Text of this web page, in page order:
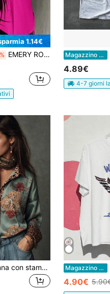
1.14€
EMERY ROSE Camicia con colletto e stampa di personaggi dei cartoni animati, con bottoni
Magazzino EU
4.89€
4-7 giorni
Camicetta da donna con stampa leopardata e design dei polsini, elegante e casual, adatta per l'uso quotidiano, il pendolarismo e le vacanze Magazzino EU
4.90€